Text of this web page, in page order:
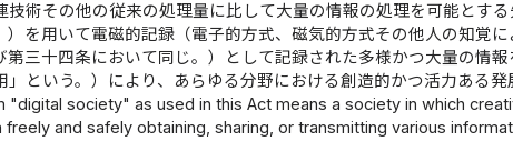
技術その他の従来の処理量に比して大量の情報の処理を可能とす
）を用いて電磁的記録（電子的方式、磁気的方式その他人の知覚
第三十四条において同じ。）として記録された多様かつ大量の情
」という。）により、あらゆる分野における創造的かつ活力ある発
"digital society" as used in this Act means a society in which
and safely obtaining, sharing, or transmitting various